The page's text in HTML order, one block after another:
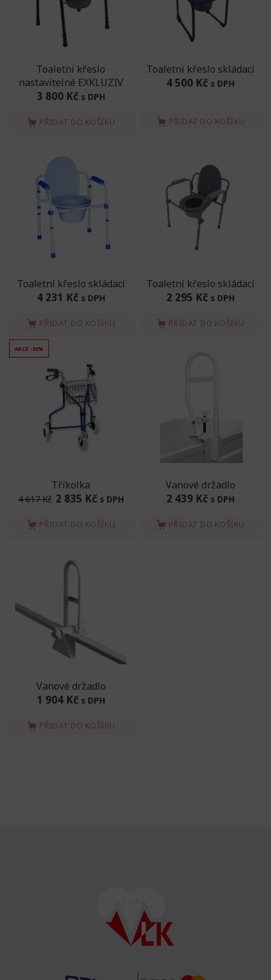
Toaletní křeslo
nastavitelné EXKLUZIV
3 800 Kč s DPH
PŘIDAT DO KOŠÍKU
Toaletní křeslo skládací
4 500 Kč s DPH
PŘIDAT DO KOŠÍKU
Toaletní křeslo skládací
4 231 Kč s DPH
PŘIDAT DO KOŠÍKU
Toaletní křeslo skládací
2 295 Kč s DPH
PŘIDAT DO KOŠÍKU
AKCE -39%
Tříkolka
4 617 Kč 2 835 Kč s DPH
PŘIDAT DO KOŠÍKU
Vanové držadlo
2 439 Kč s DPH
PŘIDAT DO KOŠÍKU
Vanové držadlo
1 904 Kč s DPH
PŘIDAT DO KOŠÍKU